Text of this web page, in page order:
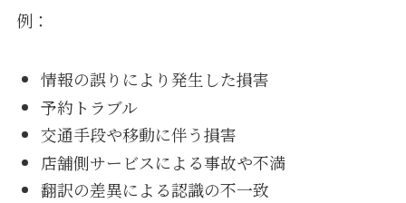
例：
情報の誤りにより発生した損害
予約トラブル
交通手段や移動に伴う損害
店舗側サービスによる事故や不満
翻訳の差異による認識の不一致